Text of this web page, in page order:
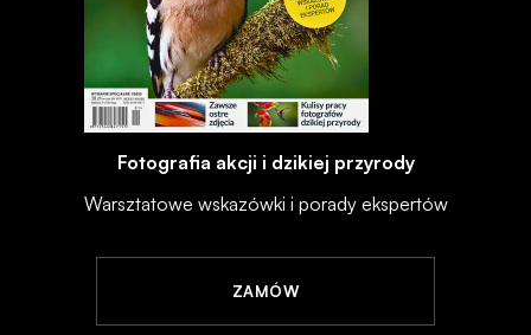
Fotografia akcji i dzikiej przyrody
Warsztatowe wskazówki i porady ekspertów
ZAMÓW